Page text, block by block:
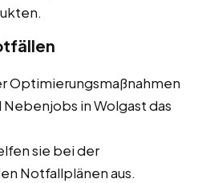
Optimierungsmaßnahmen
in Wolgast das
sie bei der
Notfallplänen aus.